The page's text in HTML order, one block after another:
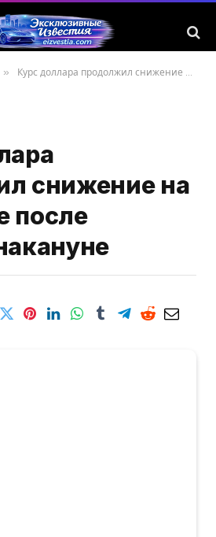
» Курс доллара продолжил снижение на межбанке после падения накануне
снижение на
после